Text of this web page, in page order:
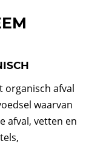
organisch afval
waarvan
afval, vetten en